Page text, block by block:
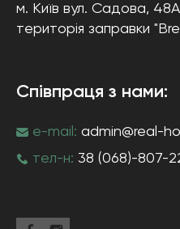
м. Київ вул. Садова,
територія заправки
Співпраця з нами:
e-mail: admin@real-
тел-н: 38 (068)-807-